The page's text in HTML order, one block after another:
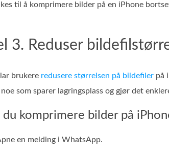
til å komprimere bilder på en iPhone
3. Reduser
brukere redusere størrelsen på bildefiler på
som sparer lagringsplass og gjør det
du komprimere bilder på
en melding i WhatsApp.